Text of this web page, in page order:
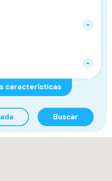
características
Buscar